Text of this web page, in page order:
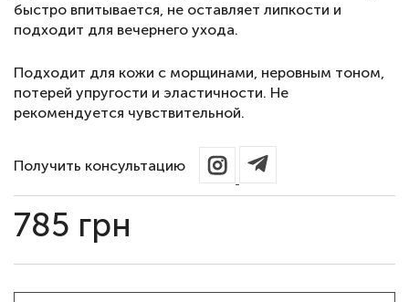
быстро впитывается, не оставляет липкости и
подходит для вечернего ухода.
Подходит для кожи с морщинами, неровным тоном,
потерей упругости и эластичности. Не
рекомендуется чувствительной.
Получить консультацию
785 грн